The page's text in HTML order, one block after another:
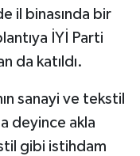
il binasında bir
İYİ Parti
da katıldı.
sanayi ve tekstil
deyince akla
gibi istihdam